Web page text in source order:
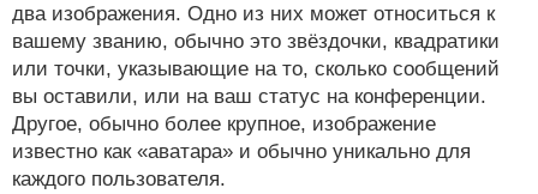
два изображения. Одно из них может относиться к
вашему званию, обычно это звёздочки, квадратики
или точки, указывающие на то, сколько сообщений
вы оставили, или на ваш статус на конференции.
Другое, обычно более крупное, изображение
известно как «аватара» и обычно уникально для
каждого пользователя.